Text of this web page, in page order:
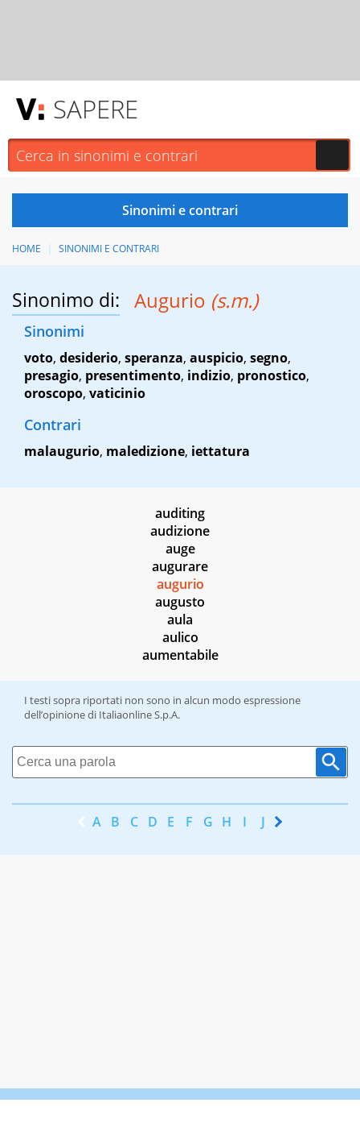
SAPERE
HOME SINONIMI E CONTRARI
Sinonimo di: Augurio (s.m.)
Sinonimi
voto, desiderio, speranza, auspicio, segno,
presagio, presentimento, indizio, pronostico,
oroscopo, vaticinio
Contrari
malaugurio, maledizione, iettatura
auditing
audizione
auge
augurare
augurio
augusto
aula
aulico
aumentabile
I testi sopra riportati non sono in alcun modo espressione
dell’opinione di Italiaonline S.p.A.
A B C D E F G H I J K